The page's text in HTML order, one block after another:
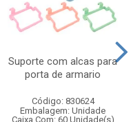
Suporte com alcas para
porta de armario
Código: 830624
Embalagem: Unidade
Caixa Com: 60 Unidade(s)